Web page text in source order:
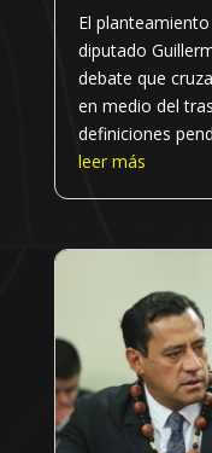
El
diputado
debate que
en medio del
definiciones
leer más